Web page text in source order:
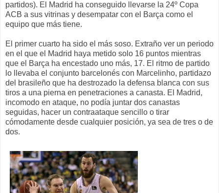
partidos). El Madrid ha conseguido llevarse la 24º Copa
ACB a sus vitrinas y desempatar con el Barça como el
equipo que más tiene.
El primer cuarto ha sido el más soso. Extraño ver un periodo
en el que el Madrid haya metido solo 16 puntos mientras
que el Barça ha encestado uno más, 17. El ritmo de partido
lo llevaba el conjunto barcelonés con Marcelinho, partidazo
del brasileño que ha destrozado la defensa blanca con sus
tiros a una pierna en penetraciones a canasta. El Madrid,
incomodo en ataque, no podía juntar dos canastas
seguidas, hacer un contraataque sencillo o tirar
cómodamente desde cualquier posición, ya sea de tres o de
dos.